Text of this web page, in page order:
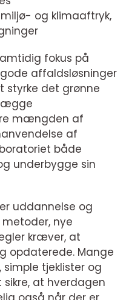
og klimaaftryk,
fokus på
affaldsløsninger
styrke det grønne
mængden af
af
både
underbygge sin
uddannelse og
nye
kræver, at
opdaterede. Mange
tjeklister og
sikre, at hverdagen